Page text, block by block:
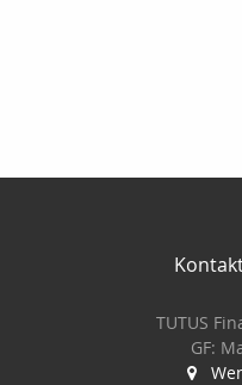
TUTUS
GF: